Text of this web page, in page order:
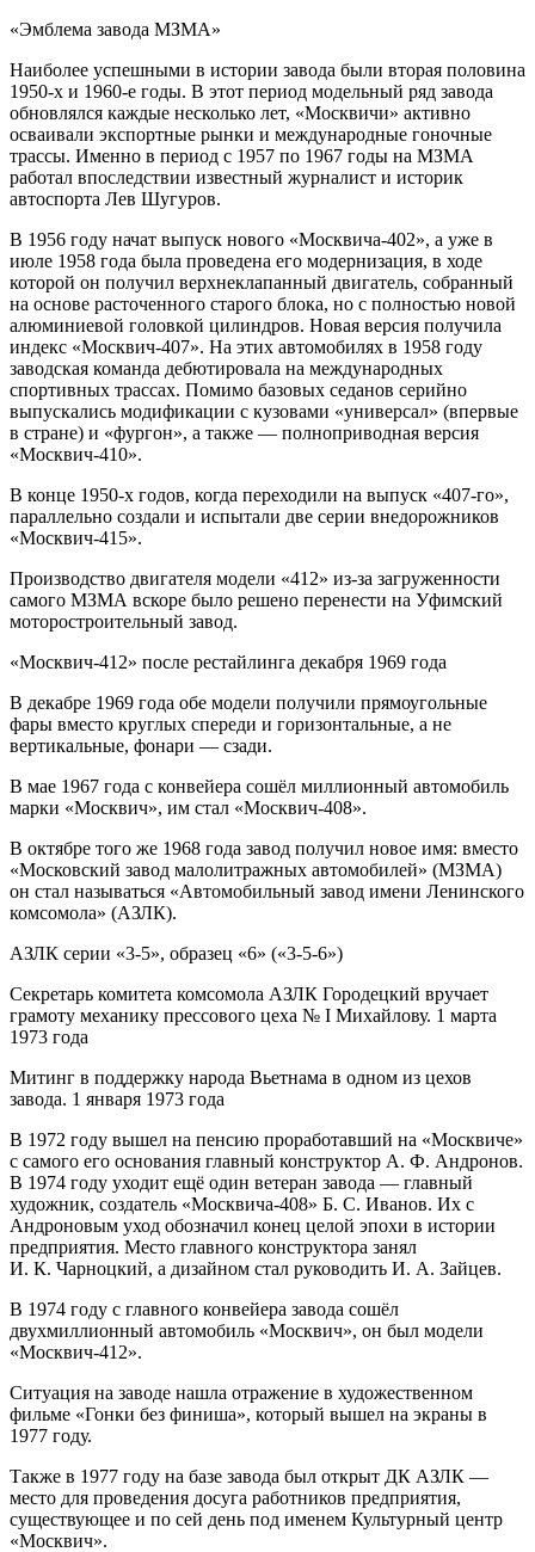
«Эмблема завода МЗМА»
Наиболее успешными в истории завода были вторая половина
1950-х и 1960-е годы. В этот период модельный ряд завода
обновлялся каждые несколько лет, «Москвичи» активно
осваивали экспортные рынки и международные гоночные
трассы. Именно в период с 1957 по 1967 годы на МЗМА
работал впоследствии известный журналист и историк
автоспорта Лев Шугуров.
В 1956 году начат выпуск нового «Москвича-402», а уже в
июле 1958 года была проведена его модернизация, в ходе
которой он получил верхнеклапанный двигатель, собранный
на основе расточенного старого блока, но с полностью новой
алюминиевой головкой цилиндров. Новая версия получила
индекс «Москвич-407». На этих автомобилях в 1958 году
заводская команда дебютировала на международных
спортивных трассах. Помимо базовых седанов серийно
выпускались модификации с кузовами «универсал» (впервые
в стране) и «фургон», а также — полноприводная версия
«Москвич-410».
В конце 1950-х годов, когда переходили на выпуск «407-го»,
параллельно создали и испытали две серии внедорожников
«Москвич-415».
Производство двигателя модели «412» из-за загруженности
самого МЗМА вскоре было решено перенести на Уфимский
моторостроительный завод.
«Москвич-412» после рестайлинга декабря 1969 года
В декабре 1969 года обе модели получили прямоугольные
фары вместо круглых спереди и горизонтальные, а не
вертикальные, фонари — сзади.
В мае 1967 года с конвейера сошёл миллионный автомобиль
марки «Москвич», им стал «Москвич-408».
В октябре того же 1968 года завод получил новое имя: вместо
«Московский завод малолитражных автомобилей» (МЗМА)
он стал называться «Автомобильный завод имени Ленинского
комсомола» (АЗЛК).
АЗЛК серии «3-5», образец «6» («3-5-6»)
Секретарь комитета комсомола АЗЛК Городецкий вручает
грамоту механику прессового цеха № I Михайлову. 1 марта
1973 года
Митинг в поддержку народа Вьетнама в одном из цехов
завода. 1 января 1973 года
В 1972 году вышел на пенсию проработавший на «Москвиче»
с самого его основания главный конструктор А. Ф. Андронов.
В 1974 году уходит ещё один ветеран завода — главный
художник, создатель «Москвича-408» Б. С. Иванов. Их с
Андроновым уход обозначил конец целой эпохи в истории
предприятия. Место главного конструктора занял
И. К. Чарноцкий, а дизайном стал руководить И. А. Зайцев.
В 1974 году с главного конвейера завода сошёл
двухмиллионный автомобиль «Москвич», он был модели
«Москвич-412».
Ситуация на заводе нашла отражение в художественном
фильме «Гонки без финиша», который вышел на экраны в
1977 году.
Также в 1977 году на базе завода был открыт ДК АЗЛК —
место для проведения досуга работников предприятия,
существующее и по сей день под именем Культурный центр
«Москвич».